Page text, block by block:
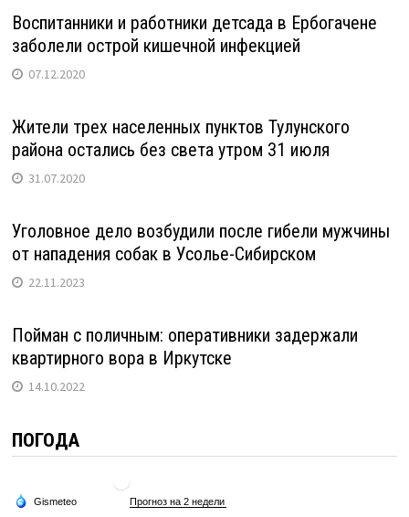
Воспитанники и работники детсада в Ербогачене
заболели острой кишечной инфекцией
07.12.2020
Жители трех населенных пунктов Тулунского
района остались без света утром 31 июля
31.07.2020
Уголовное дело возбудили после гибели мужчины
от нападения собак в Усолье-Сибирском
22.11.2023
Пойман с поличным: оперативники задержали
квартирного вора в Иркутске
14.10.2022
ПОГОДА